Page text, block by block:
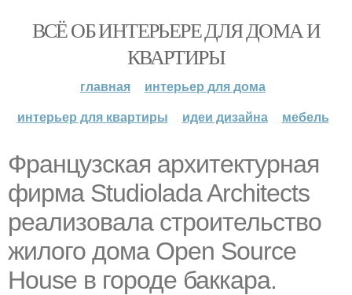
ВСЁ ОБ ИНТЕРЬЕРЕ ДЛЯ ДОМА И
КВАРТИРЫ
главная
интерьер для дома
интерьер для квартиры
идеи дизайна мебель
Французская архитектурная
фирма Studiolada Architects
реализовала строительство
жилого дома Open Source
House в городе баккара.